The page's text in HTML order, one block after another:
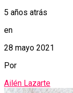
5 años atrás
en
28 mayo 2021
Por
Ailén Lazarte